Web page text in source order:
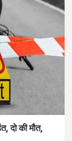
दो की मौत,